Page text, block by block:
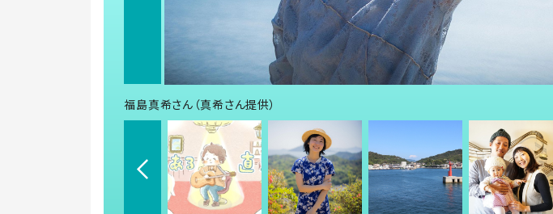
福島真希さん（真希さん提供）